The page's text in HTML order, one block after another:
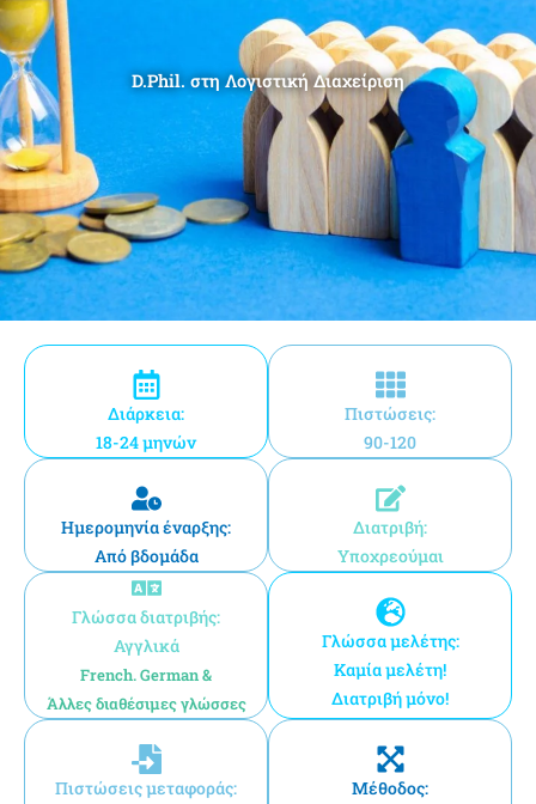
D.Phil. στη Λογιστική Διαχείριση
Διάρκεια:
18-24 μηνών
Πιστώσεις:
90-120
Ημερομηνία έναρξης:
Από βδομάδα
Διατριβή:
Υποχρεούμαι
Γλώσσα διατριβής:
Αγγλικά
French. German &
Άλλες διαθέσιμες γλώσσες
Γλώσσα μελέτης:
Καμία μελέτη!
Διατριβή μόνο!
Πιστώσεις μεταφοράς:
Μέθοδος: